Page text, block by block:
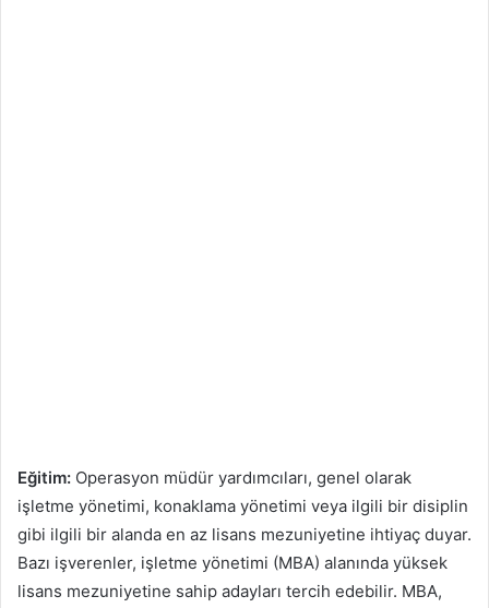
Eğitim: Operasyon müdür yardımcıları, genel olarak
işletme yönetimi, konaklama yönetimi veya ilgili bir disiplin
gibi ilgili bir alanda en az lisans mezuniyetine ihtiyaç duyar.
Bazı işverenler, işletme yönetimi (MBA) alanında yüksek
lisans mezuniyetine sahip adayları tercih edebilir. MBA,